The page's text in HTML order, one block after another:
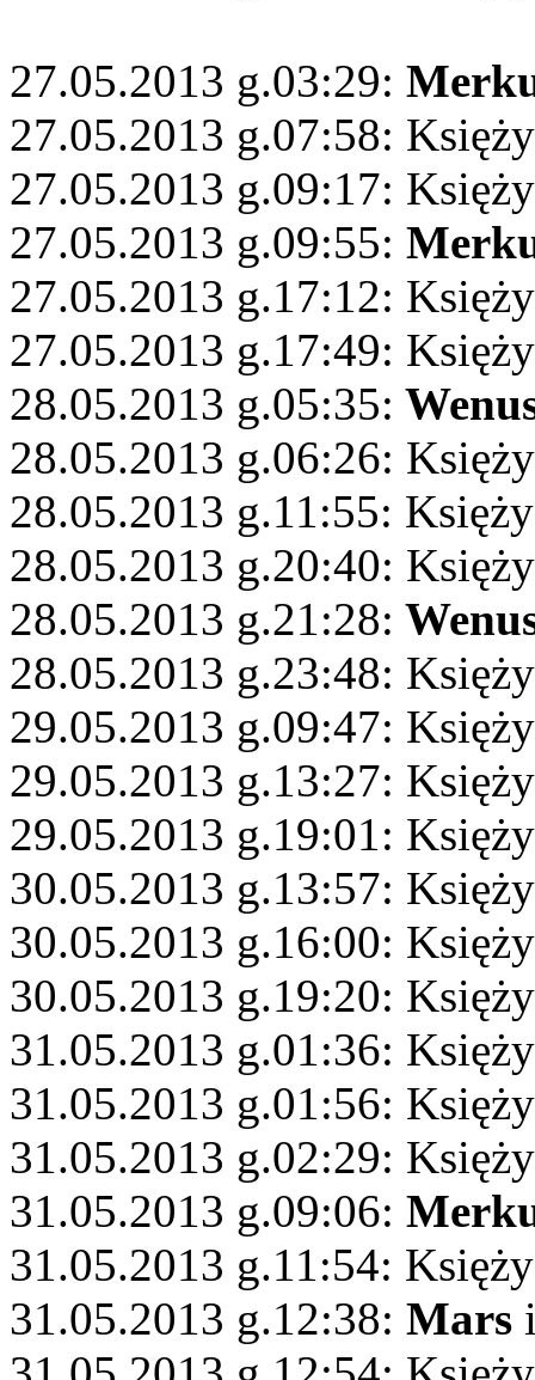
27.05.2013 g.03:29:
27.05.2013 g.07:58:
27.05.2013 g.09:17:
27.05.2013 g.09:55:
27.05.2013 g.17:12:
27.05.2013 g.17:49:
28.05.2013 g.05:35:
28.05.2013 g.06:26:
28.05.2013 g.11:55:
28.05.2013 g.20:40:
28.05.2013 g.21:28:
28.05.2013 g.23:48:
29.05.2013 g.09:47:
29.05.2013 g.13:27:
29.05.2013 g.19:01:
30.05.2013 g.13:57:
30.05.2013 g.16:00:
30.05.2013 g.19:20:
31.05.2013 g.01:36:
31.05.2013 g.01:56:
31.05.2013 g.02:29:
31.05.2013 g.09:06:
31.05.2013 g.11:54:
31.05.2013 g.12:38: Mars